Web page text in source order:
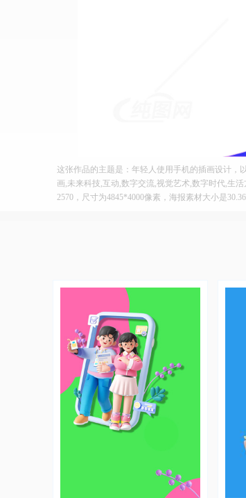
这张作品的主题是：年轻人使用手机的插画设计，
画,未来科技,互动,数字交流,视觉艺术,数字时代,生
2570，尺寸为4845*4000像素，海报素材大小是